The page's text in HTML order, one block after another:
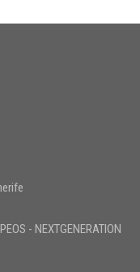
- NEXTGENERATION